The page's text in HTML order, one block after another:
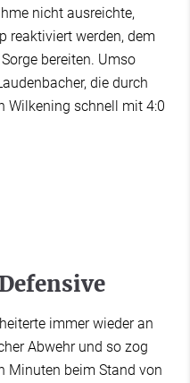
nicht ausreichte,
reaktiviert werden, dem
bereiten. Umso
die durch
Wilkening schnell mit 4:0
immer wieder an
Abwehr und so zog
Minuten beim Stand von